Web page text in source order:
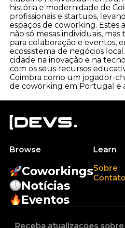
história e modernidade de
profissionais e startups,
espaços de coworking. Estes
não só mesas individuais,
para colaboração e eventos,
ecossistema de negócios
cidade na inovação e na
com os seus recursos
Coimbra como um jogador-
de coworking em Portugal e
Browse
Coworkings
Notícias
Eventos
Learn
Sobre
Contato
Receba atualizações